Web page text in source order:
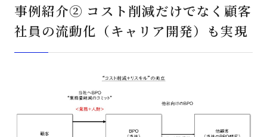
事例紹介② コスト削減だけでなく顧客
社員の流動化（キャリア開発）も実現